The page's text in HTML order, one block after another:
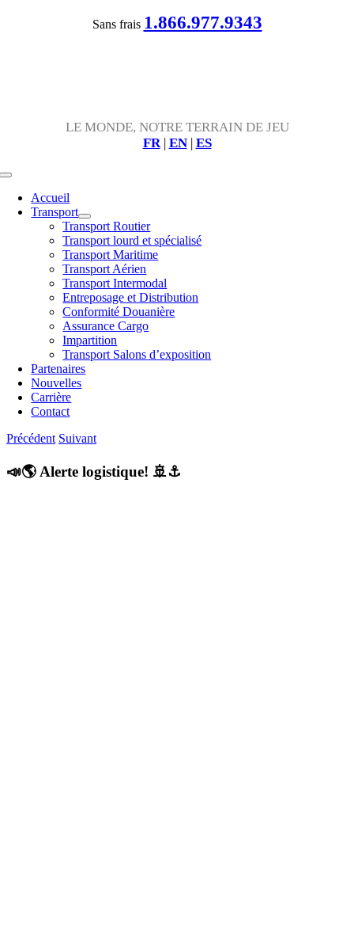
Sans frais 1.866.977.9343
LE MONDE, NOTRE TERRAIN DE JEU
FR| EN| ES
Toggle
NavigationAccueil
Transport
Transport Routier
Transport lourd et spécialisé
Transport Maritime
Transport Aérien
Transport Intermodal
Entreposage et Distribution
Conformité Douanière
Assurance Cargo
Impartition
Transport Salons d’exposition
Partenaires
Nouvelles
Carrière
Contact
Précédent Suivant
📣🌎 Alerte logistique! 🚢⚓